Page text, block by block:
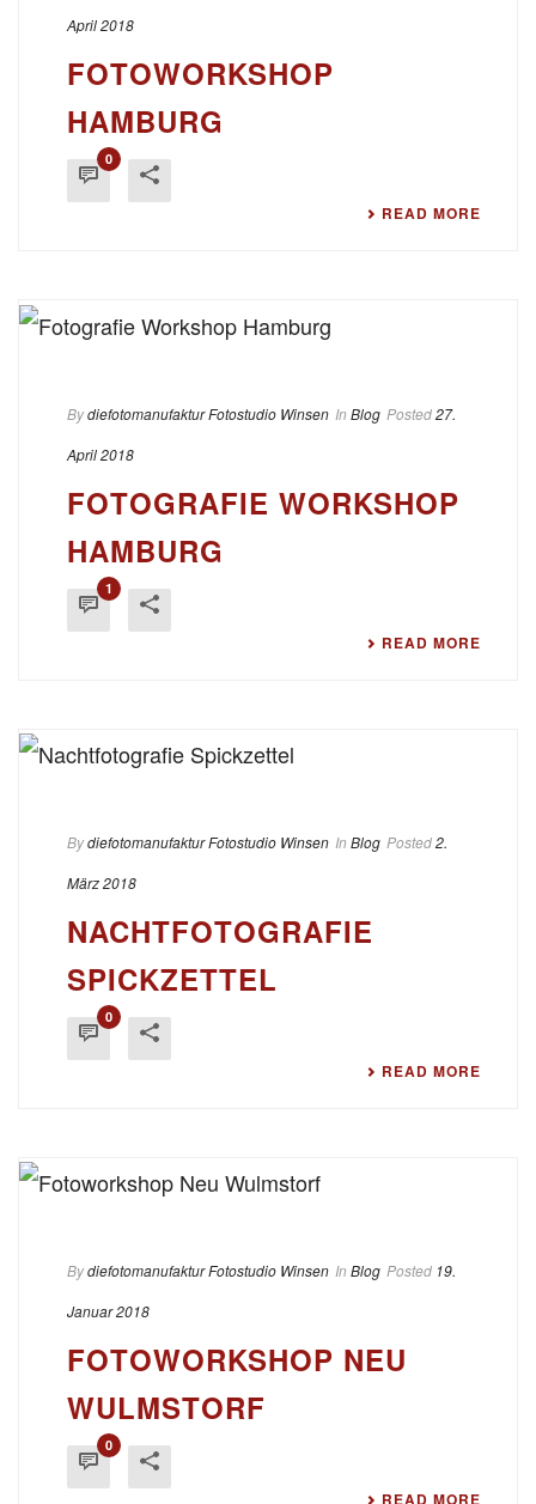
April 2018
FOTOWORKSHOP
HAMBURG
0
READ MORE
Bydiefotomanufaktur Fotostudio Winsen In Blog Posted27.
April 2018
FOTOGRAFIE WORKSHOP
HAMBURG
1
READ MORE
Bydiefotomanufaktur Fotostudio Winsen In Blog Posted2.
März 2018
NACHTFOTOGRAFIE
SPICKZETTEL
0
READ MORE
Bydiefotomanufaktur Fotostudio Winsen In Blog Posted 19.
Januar 2018
FOTOWORKSHOP NEU
WULMSTORF
0
READ MORE